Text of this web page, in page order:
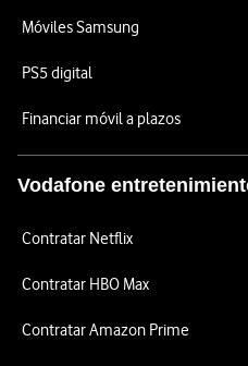
Móviles Samsung
PS5 digital
Financiar móvil a plazos
Vodafone
Contratar Netflix
Contratar HBO Max
Contratar Amazon Prime